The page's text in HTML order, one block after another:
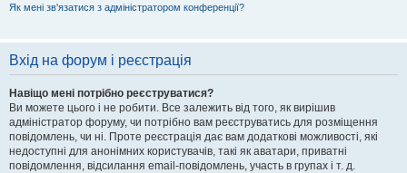
Як мені зв'язатися з адміністратором конференції?
Вхід на форум і реєстрація
Навіщо мені потрібно реєструватися?
Ви можете цього і не робити. Все залежить від того, як вирішив
адміністратор форуму, чи потрібно вам реєструватись для розміщення
повідомлень, чи ні. Проте реєстрація дає вам додаткові можливості, які
недоступні для анонімних користувачів, такі як аватари, приватні
повідомлення, відсилання email-повідомлень, участь в групах і т. д.